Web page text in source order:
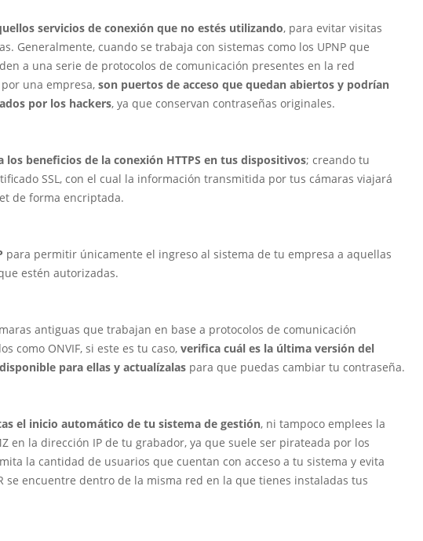
servicios de conexión que no estés utilizando, para evitar visitas
Generalmente, cuando se trabaja con sistemas como los UPNP que
a una serie de protocolos de comunicación presentes en la red
una empresa, son puertos de acceso que quedan abiertos y podrían
por los hackers, ya que conservan contraseñas originales.
los beneficios de la conexión HTTPS en tus dispositivos; creando tu
SSL, con el cual la información transmitida por tus cámaras viajará
de forma encriptada.
para permitir únicamente el ingreso al sistema de tu empresa a aquellas
estén autorizadas.
antiguas que trabajan en base a protocolos de comunicación
como ONVIF, si este es tu caso, verifica cuál es la última versión del
para ellas y actualízalas para que puedas cambiar tu contraseña.
el inicio automático de tu sistema de gestión, ni tampoco emplees la
en la dirección IP de tu grabador, ya que suele ser pirateada por los
la cantidad de usuarios que cuentan con acceso a tu sistema y evita
se encuentre dentro de la misma red en la que tienes instaladas tus